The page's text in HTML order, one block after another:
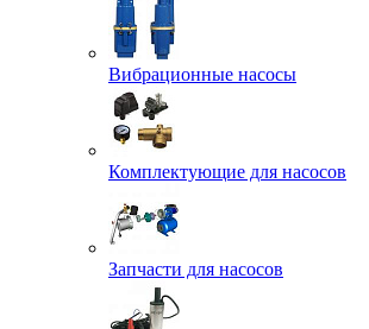
Вибрационные насосы
Комплектующие для насосов
Запчасти для насосов